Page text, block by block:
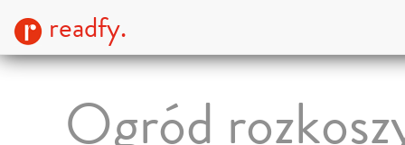
readfy.
Ogród